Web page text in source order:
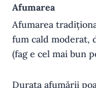
Afumarea
Afumarea
fum cald moderat,
(fag e cel mai bun
Durata afumării